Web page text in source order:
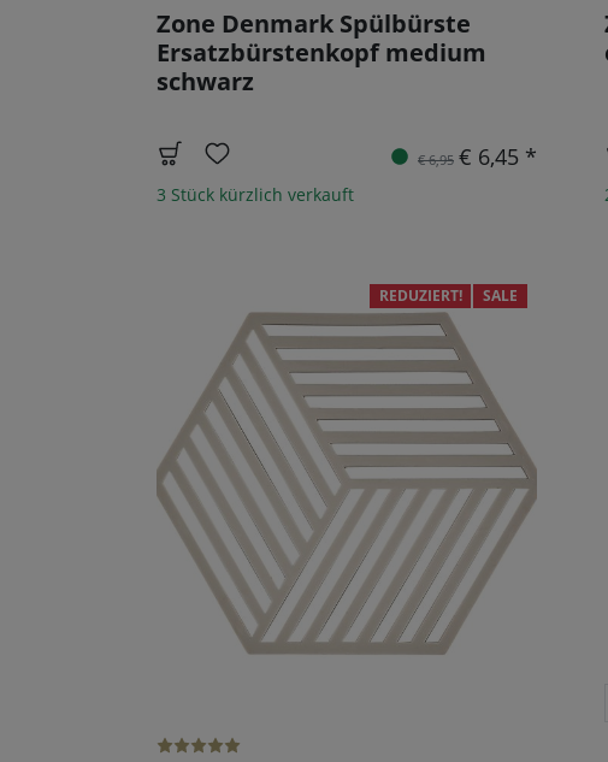
Zone Denmark Spülbürste
Ersatzbürstenkopf medium
schwarz
€ 6,95 € 6,45 *
3 Stück kürzlich verkauft
REDUZIERT! SALE